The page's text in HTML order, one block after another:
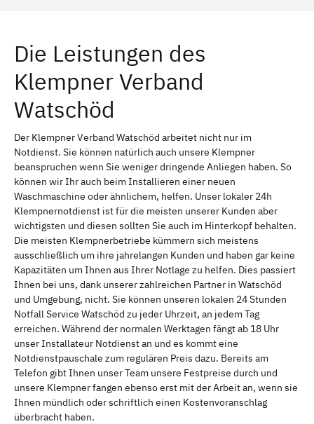
Die Leistungen des
Klempner Verband
Watschöd
Der Klempner Verband Watschöd arbeitet nicht nur im
Notdienst. Sie können natürlich auch unsere Klempner
beanspruchen wenn Sie weniger dringende Anliegen haben. So
können wir Ihr auch beim Installieren einer neuen
Waschmaschine oder ähnlichem, helfen. Unser lokaler 24h
Klempnernotdienst ist für die meisten unserer Kunden aber
wichtigsten und diesen sollten Sie auch im Hinterkopf behalten.
Die meisten Klempnerbetriebe kümmern sich meistens
ausschließlich um ihre jahrelangen Kunden und haben gar keine
Kapazitäten um Ihnen aus Ihrer Notlage zu helfen. Dies passiert
Ihnen bei uns, dank unserer zahlreichen Partner in Watschöd
und Umgebung, nicht. Sie können unseren lokalen 24 Stunden
Notfall Service Watschöd zu jeder Uhrzeit, an jedem Tag
erreichen. Während der normalen Werktagen fängt ab 18 Uhr
unser Installateur Notdienst an und es kommt eine
Notdienstpauschale zum regulären Preis dazu. Bereits am
Telefon gibt Ihnen unser Team unsere Festpreise durch und
unsere Klempner fangen ebenso erst mit der Arbeit an, wenn sie
Ihnen mündlich oder schriftlich einen Kostenvoranschlag
überbracht haben.